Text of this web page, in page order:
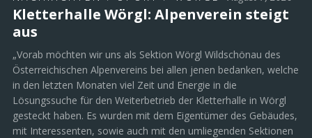
Kletterhalle Wörgl: Alpenverein steigt
aus
„Vorab möchten wir uns als Sektion Wörgl Wildschönau des
Österreichischen Alpenvereins bei allen jenen bedanken, welche
in den letzten Monaten viel Zeit und Energie in die
Lösungssuche für den Weiterbetrieb der Kletterhalle in Wörgl
gesteckt haben. Es wurden mit dem Eigentümer des Gebäudes,
mit Interessenten, sowie auch mit den umliegenden Sektionen